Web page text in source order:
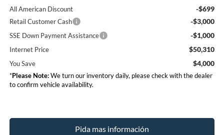
All American Discount -$699
Retail Customer Cash -$3,000
SSE Down Payment Assistance -$1,000
Internet Price $50,310
You Save $4,000
*Please Note:We turn our inventory daily, please check with the dealer
to confirm vehicle availability.
Pida mas información